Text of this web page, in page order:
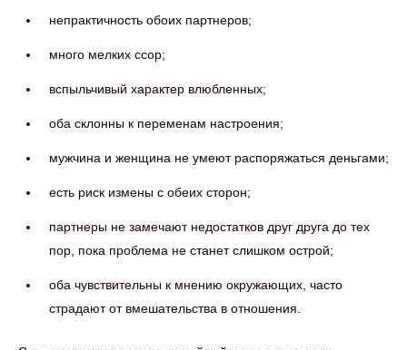
непрактичность обоих партнеров;
много мелких ссор;
вспыльчивый характер влюбленных;
оба склонны к переменам настроения;
мужчина и женщина не умеют распоряжаться деньгами;
есть риск измены с обеих сторон;
партнеры не замечают недостатков друг друга до тех
пор, пока проблема не станет слишком острой;
оба чувствительны к мнению окружающих, часто
страдают от вмешательства в отношения.